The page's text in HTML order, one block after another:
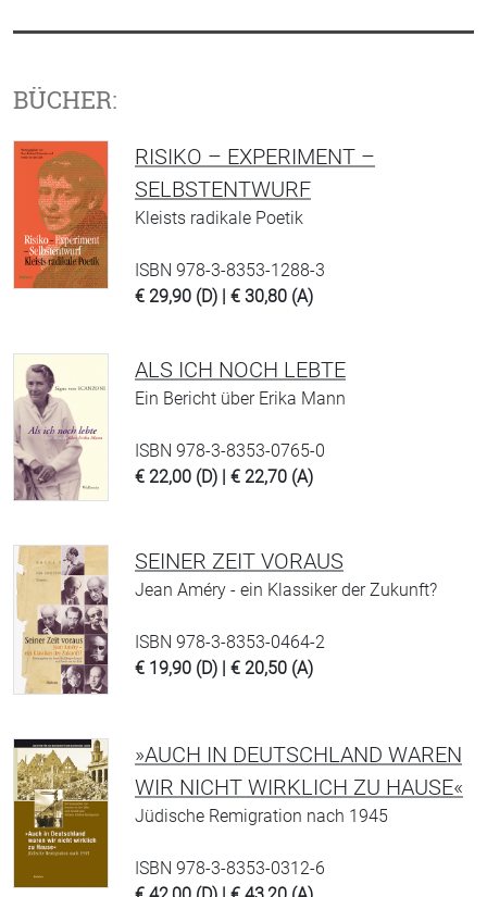
BÜCHER:
RISIKO – EXPERIMENT –
SELBSTENTWURF
Kleists radikale Poetik
ISBN 978-3-8353-1288-3
€ 29,90 (D) | € 30,80 (A)
ALS ICH NOCH LEBTE
Ein Bericht über Erika Mann
ISBN 978-3-8353-0765-0
€ 22,00 (D) | € 22,70 (A)
SEINER ZEIT VORAUS
Jean Améry - ein Klassiker der Zukunft?
ISBN 978-3-8353-0464-2
€ 19,90 (D) | € 20,50 (A)
»AUCH IN DEUTSCHLAND WAREN
WIR NICHT WIRKLICH ZU HAUSE«
Jüdische Remigration nach 1945
ISBN 978-3-8353-0312-6